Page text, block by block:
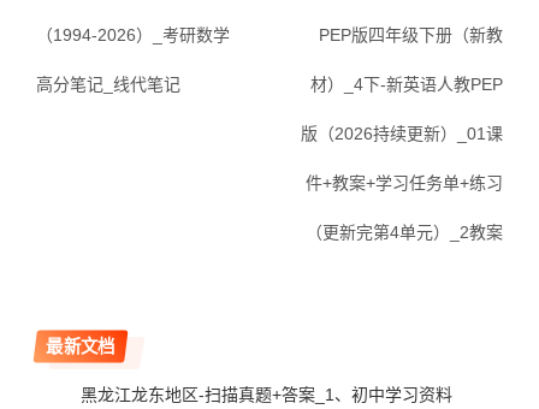
（1994-2026）_考研数学
高分笔记_线代笔记
PEP版四年级下册（新教
材）_4下-新英语人教PEP
版（2026持续更新）_01课
件+教案+学习任务单+练习
（更新完第4单元）_2教案
最新文档
黑龙江龙东地区-扫描真题+答案_1、初中学习资料